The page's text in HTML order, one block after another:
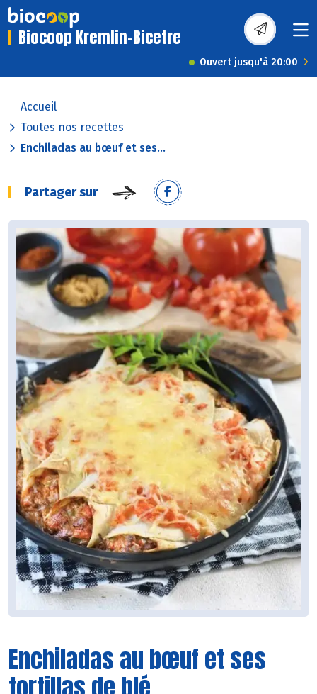
Biocoop Kremlin-Bicetre
Ouvert jusqu'à 20:00
Accueil
Toutes nos recettes
Enchiladas au bœuf et ses...
Partager sur
Enchiladas au bœuf et ses